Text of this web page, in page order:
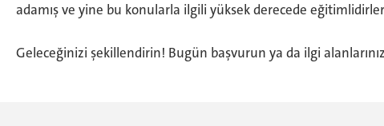
adamış ve yine bu konularla ilgili yüksek derecede
Geleceğinizi şekillendirin! Bugün başvurun ya da ilgi